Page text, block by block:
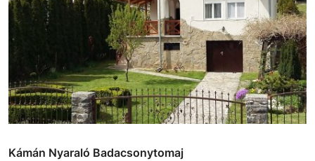
Kámán Nyaraló Badacsonytomaj